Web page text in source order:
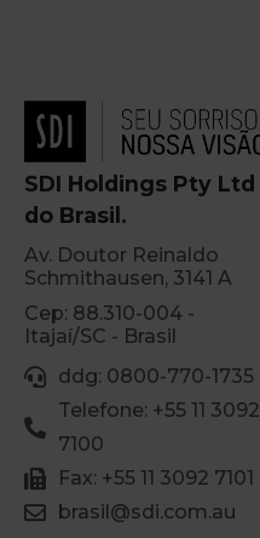
SDI Holdings Pty Ltd
do Brasil.
Av. Doutor Reinaldo
Schmithausen, 3141 A
Cep: 88.310-004 -
Itajaí/SC - Brasil
ddg: 0800-770-1735
Telefone: +55 11 3092
7100
Fax: +55 11 3092 7101
brasil@sdi.com.au